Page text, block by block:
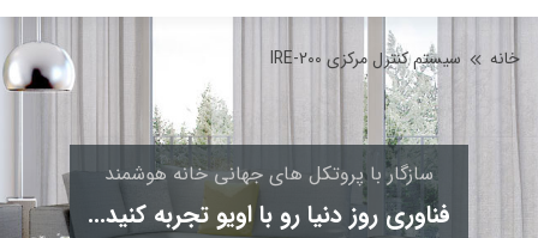
خانه سیستم کنترل مرکزی IRE-200
فناوری روز دنیا رو با اویو تجربه کنید...
سازگار با پروتکل های جهانی خانه هوشمند